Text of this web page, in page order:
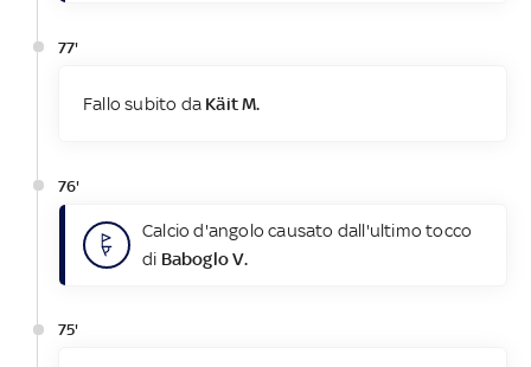
77'
Fallo subito da Käit M.
76'
Calcio d'angolo causato dall'ultimo tocco
di Baboglo V.
75'